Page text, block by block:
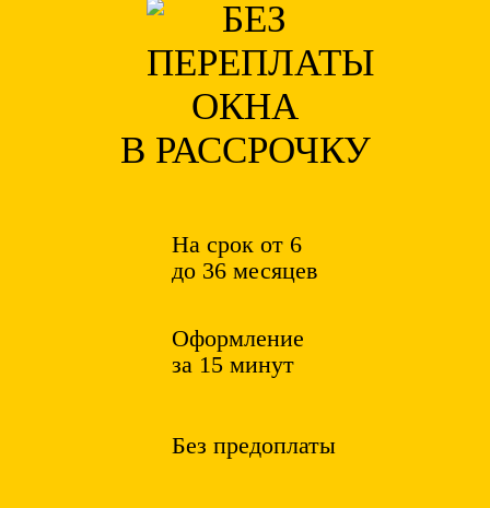
ОКНА
В РАССРОЧКУ
На срок от 6
до 36 месяцев
Оформление
за 15 минут
Без предоплаты